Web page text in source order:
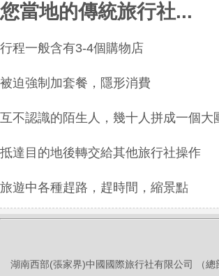
您當地的傳統旅行社...
行程一般含有3-4個購物店
被迫強制加套餐，隱形消費
互不認識的陌生人，幾十人拼成一個大
抵達目的地後轉交給其他旅行社操作
旅遊中各種趕路，趕時間，縮景點
湖南西部(張家界)中國國際旅行社有限公司 （總